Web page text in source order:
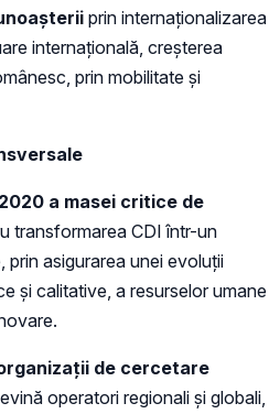
prin internaţionalizarea
internaţională, creşterea
prin mobilitate şi
a masei critice de
transformarea CDI într-un
asigurarea unei evoluţii
şi calitative, a resurselor umane
de cercetare
operatori regionali şi globali,